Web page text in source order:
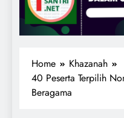
Home
Khazanah
40 Peserta Terpilih
Beragama